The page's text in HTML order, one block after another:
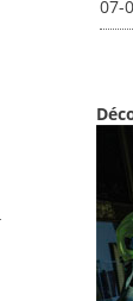
07-